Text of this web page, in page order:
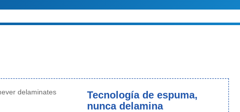
Tecnología de espuma,
nunca delamina